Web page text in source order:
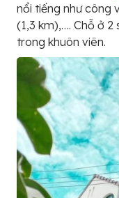
nổi tiếng như công
(1,3 km),…. Chỗ ở
trong khuôn viên.